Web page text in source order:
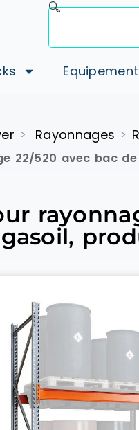
> Rayonnages >
22/520 avec bac de